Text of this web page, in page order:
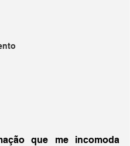
que me incomoda